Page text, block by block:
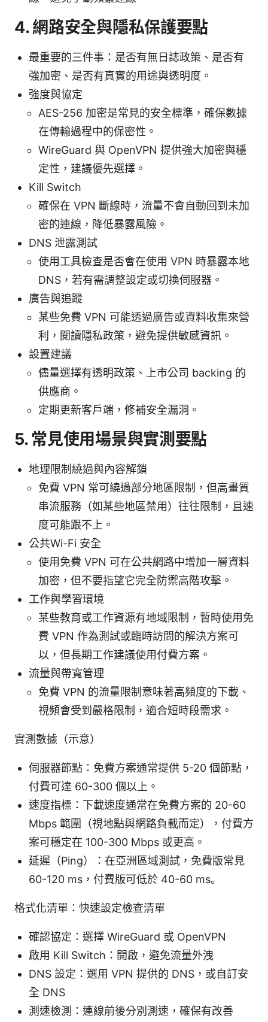
4. 網路安全與隱私保護要點
最重要的三件事：是否有無日誌政策、是否有
強加密、是否有真實的用途與透明度。
強度與協定
AES-256 加密是常見的安全標準，確保數據
在傳輸過程中的保密性。
WireGuard 與 OpenVPN 提供強大加密與穩
定性，建議優先選擇。
Kill Switch
確保在 VPN 斷線時，流量不會自動回到未加
密的連線，降低暴露風險。
DNS 泄露測試
使用工具檢查是否會在使用 VPN 時暴露本地
DNS，若有需調整設定或切換伺服器。
廣告與追蹤
某些免費 VPN 可能透過廣告或資料收集來營
利，閱讀隱私政策，避免提供敏感資訊。
設置建議
儘量選擇有透明政策、上市公司 backing 的
供應商。
定期更新客戶端，修補安全漏洞。
5. 常見使用場景與實測要點
地理限制繞過與內容解鎖
免費 VPN 常可繞過部分地區限制，但高畫質
串流服務（如某些地區禁用）往往限制，且速
度可能跟不上。
公共Wi-Fi 安全
使用免費 VPN 可在公共網路中增加一層資料
加密，但不要指望它完全防禦高階攻擊。
工作與學習環境
某些教育或工作資源有地域限制，暫時使用免
費 VPN 作為測試或臨時訪問的解決方案可
以，但長期工作建議使用付費方案。
流量與帶寬管理
免費 VPN 的流量限制意味著高頻度的下載、
視頻會受到嚴格限制，適合短時段需求。
實測數據（示意）
伺服器節點：免費方案通常提供 5-20 個節點，
付費可達 60-300 個以上。
速度指標：下載速度通常在免費方案的 20-60
Mbps 範圍（視地點與網路負載而定），付費方
案可穩定在 100-300 Mbps 或更高。
延遲（Ping）：在亞洲區域測試，免費版常見
60-120 ms，付費版可低於 40-60 ms。
格式化清單：快速設定檢查清單
確認協定：選擇 WireGuard 或 OpenVPN
啟用 Kill Switch：開啟，避免流量外洩
DNS 設定：選用 VPN 提供的 DNS，或自訂安
全 DNS
測速檢測：連線前後分別測速，確保有改善